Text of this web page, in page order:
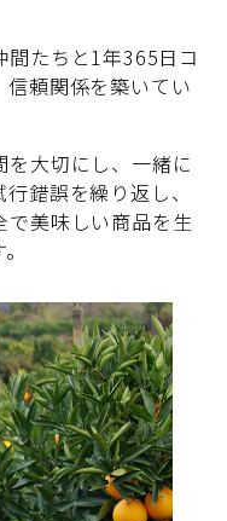
たちと1年365日コ
頼関係を築いてい
大切にし、一緒に
錯誤を繰り返し、
で美味しい商品を生